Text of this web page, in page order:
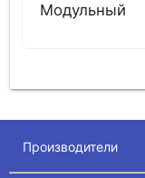
Модульный
Производители